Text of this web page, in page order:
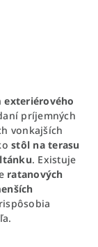
exteriérového
príjemných
vonkajších
stôl na terasu
. Existuje
ratanových